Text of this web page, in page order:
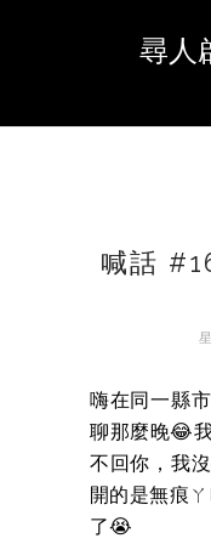
尋人
喊話
嗨在同一縣
聊那麼晚😂
不回你，我
開的是無痕
了😭